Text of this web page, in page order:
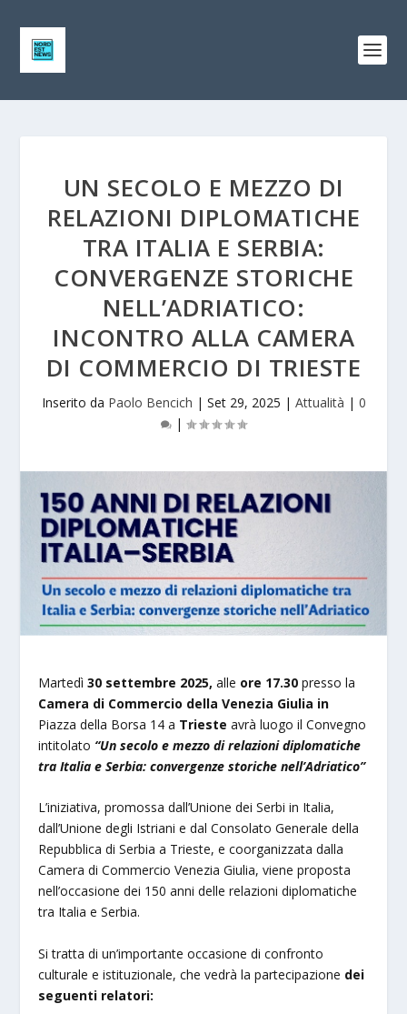
UN SECOLO E MEZZO DI
RELAZIONI DIPLOMATICHE
TRA ITALIA E SERBIA:
CONVERGENZE STORICHE
NELL’ADRIATICO:
INCONTRO ALLA CAMERA
DI COMMERCIO DI TRIESTE
Inserito da Paolo Bencich | Set 29, 2025 | Attualità | 0
|
Martedì30 settembre 2025,alle ore 17.30 presso la
Camera di Commercio della Venezia Giulia in
Piazza della Borsa 14 a Trieste avrà luogo il Convegno
intitolato “Un secolo e mezzo di relazioni diplomatiche
tra Italia e Serbia: convergenze storiche nell’Adriatico”
L’iniziativa, promossa dall’Unione dei Serbi in Italia,
dall’Unione degli Istriani e dal Consolato Generale della
Repubblica di Serbia a Trieste, e coorganizzata dalla
Camera di Commercio Venezia Giulia, viene proposta
nell’occasione dei 150 anni delle relazioni diplomatiche
tra Italia e Serbia.
Si tratta di un’importante occasione di confronto
culturale e istituzionale, che vedrà la partecipazione dei
seguenti relatori: